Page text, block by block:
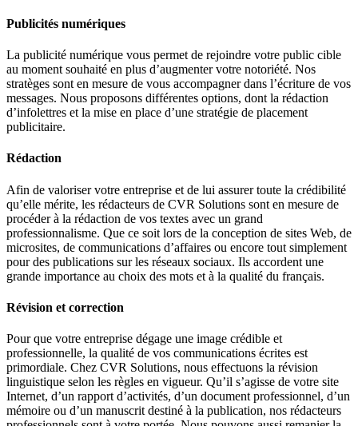
Publicités numériques
La publicité numérique vous permet de rejoindre votre public cible
au moment souhaité en plus d’augmenter votre notoriété. Nos
stratèges sont en mesure de vous accompagner dans l’écriture de vos
messages. Nous proposons différentes options, dont la rédaction
d’infolettres et la mise en place d’une stratégie de placement
publicitaire.
Rédaction
Afin de valoriser votre entreprise et de lui assurer toute la crédibilité
qu’elle mérite, les rédacteurs de CVR Solutions sont en mesure de
procéder à la rédaction de vos textes avec un grand
professionnalisme. Que ce soit lors de la conception de sites Web, de
microsites, de communications d’affaires ou encore tout simplement
pour des publications sur les réseaux sociaux. Ils accordent une
grande importance au choix des mots et à la qualité du français.
Révision et correction
Pour que votre entreprise dégage une image crédible et
professionnelle, la qualité de vos communications écrites est
primordiale. Chez CVR Solutions, nous effectuons la révision
linguistique selon les règles en vigueur. Qu’il s’agisse de votre site
Internet, d’un rapport d’activités, d’un document professionnel, d’un
mémoire ou d’un manuscrit destiné à la publication, nos rédacteurs